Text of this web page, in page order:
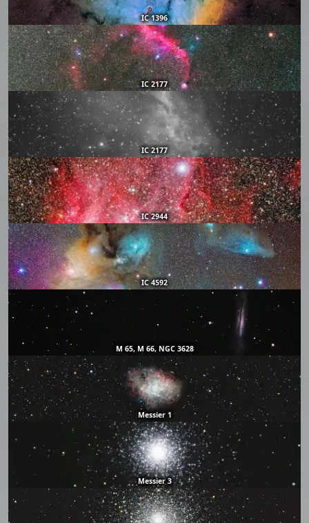
IC 1396
IC 2177
IC 2177
IC 2944
IC 4592
M 65, M 66, NGC 3628
Messier 1
Messier 3